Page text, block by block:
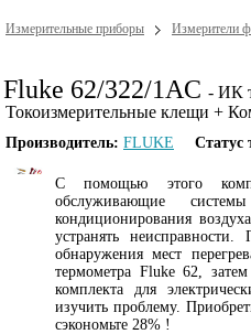
Измерительные приборы Измерители
Fluke 62/322/1AC - ИК
Токоизмерительные клещи +
Производитель: FLUKE Статус
С помощью этого
обслуживающие
кондиционирования
устранять неисправности.
обнаружения мест
термометра Fluke 62,
комплекта для
изучить проблему.
сэкономьте 28% !